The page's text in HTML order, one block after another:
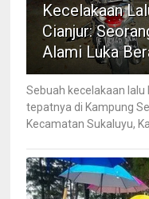
Kecelakaan
Cianjur:
Alami Luka
Sebuah kecelakaan
tepatnya di Kampung
Kecamatan Sukaluyu,